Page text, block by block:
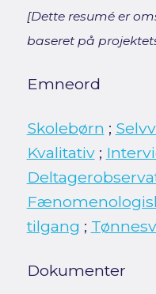
[Dette resumé er
baseret på
Emneord
Skolebørn ;
Kvalitativ;
tilgang ;
Dokumenter